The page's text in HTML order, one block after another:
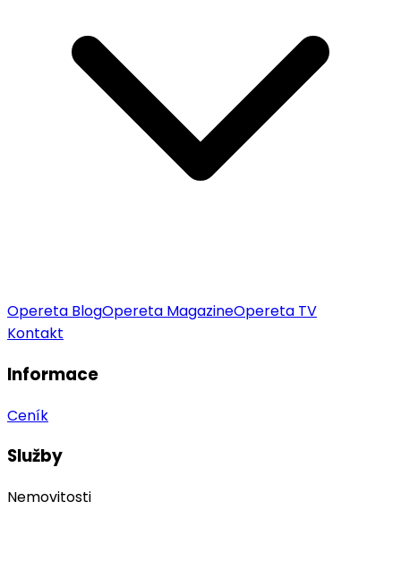
Opereta BlogOpereta MagazineOpereta TV
Kontakt
Informace
Ceník
Služby
Nemovitosti